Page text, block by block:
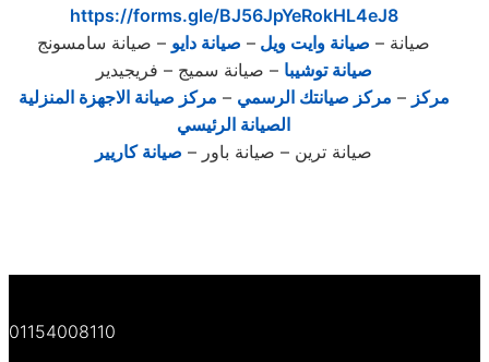
https://forms.gle/BJ56JpYeRokHL4eJ8
صيانة سامسونج – صيانة دايو – صيانة وايت ويل – صيانة
فريجيدير – صيانة سميج – صيانة توشيبا
مركز صيانة الاجهزة المنزلية – مركز صيانتك الرسمي – مركز
الصيانة الرئيسي
صيانة كاريير – صيانة باور – صيانة ترين
01154008110